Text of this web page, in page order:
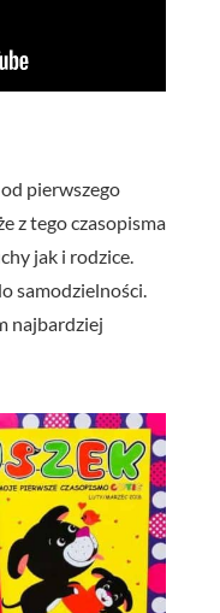
pierwszego
z tego czasopisma
jak i rodzice.
samodzielności.
najbardziej